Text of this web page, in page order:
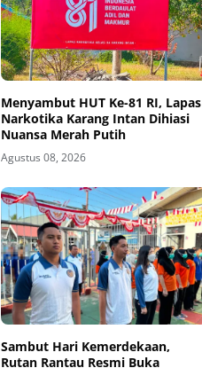
Menyambut HUT Ke-81 RI, Lapas
Narkotika Karang Intan Dihiasi
Nuansa Merah Putih
Agustus 08, 2026
Sambut Hari Kemerdekaan,
Rutan Rantau Resmi Buka